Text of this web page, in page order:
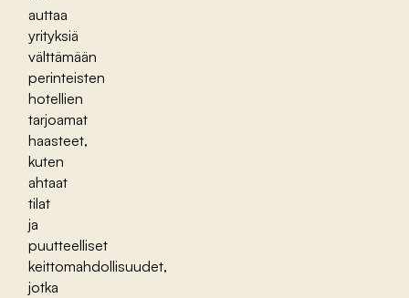
auttaa
yrityksiä
välttämään
perinteisten
hotellien
tarjoamat
haasteet,
kuten
ahtaat
tilat
ja
puutteelliset
keittomahdollisuudet,
jotka